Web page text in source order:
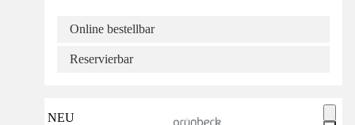
Online bestellbar
Reservierbar
NEU